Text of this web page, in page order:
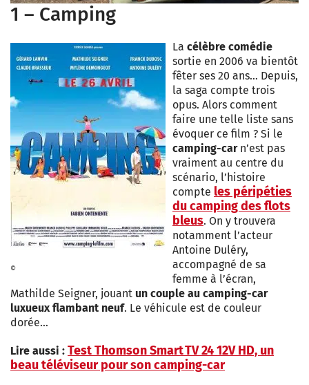
1 – Camping
©
La célèbre comédie
sortie en 2006 va bientôt
fêter ses 20 ans… Depuis,
la saga compte trois
opus. Alors comment
faire une telle liste sans
évoquer ce film ? Si le
camping-carn’est pas
vraiment au centre du
scénario, l’histoire
compte les péripéties
du camping des flots
bleus. On y trouvera
notamment l’acteur
Antoine Duléry,
accompagné de sa
femme à l’écran,
Mathilde Seigner, jouant un couple au camping-car
luxueux flambant neuf. Le véhicule est de couleur
dorée…
Lire aussi : Test Thomson Smart TV 24 12V HD, un
beau téléviseur pour son camping-car